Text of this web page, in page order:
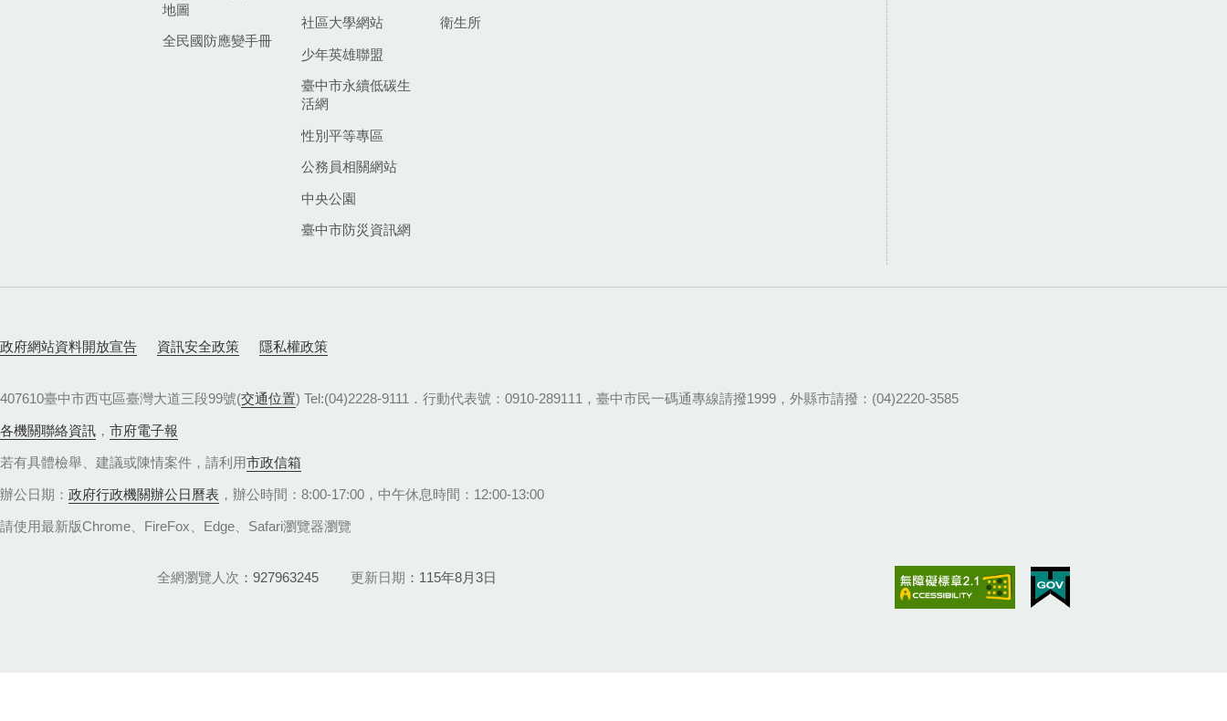
地圖
全民國防應變手冊
社區大學網站
少年英雄聯盟
臺中市永續低碳生
活網
性別平等專區
公務員相關網站
中央公園
臺中市防災資訊網
衛生所
政府網站資料開放宣告 資訊安全政策 隱私權政策
407610臺中市西屯區臺灣大道三段99號(交通位置) Tel:(04)2228-9111．行動代表號：0910-289111，臺中市民一碼通專線請撥1999，外縣市請撥：(04)2220-3585
各機關聯絡資訊 ， 市府電子報
若有具體檢舉、建議或陳情案件，請利用市政信箱
辦公日期： 政府行政機關辦公日曆表 ，辦公時間：8:00-17:00，中午休息時間：12:00-13:00
請使用最新版Chrome、FireFox、Edge、Safari瀏覽器瀏覽
全網瀏覽人次 927963245 更新日期 115年8月3日